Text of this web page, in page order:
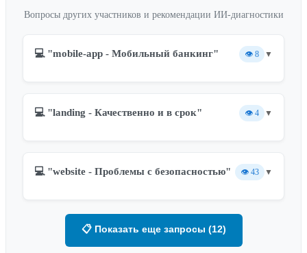
Вопросы других участников и рекомендации ИИ-диагностики
💻 "mobile-app - Мобильный банкинг" 👁️ 8 ▼
💻 "landing - Качественно и в срок" 👁️ 4 ▼
💻 "website - Проблемы с безопасностью" 👁️ 43 ▼
📋 Показать еще запросы (12)